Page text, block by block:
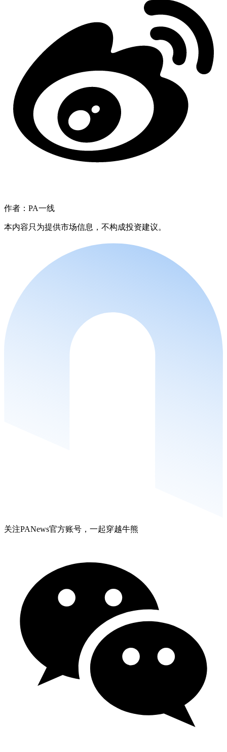
作者：PA一线
本内容只为提供市场信息，不构成投资建议。
关注PANews官方账号，一起穿越牛熊